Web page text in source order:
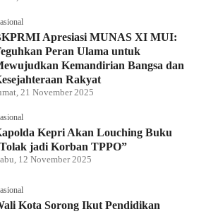
Apresiasi MUNAS XI MUI:
Peran Ulama untuk
Kemandirian Bangsa dan
Rakyat
21 November 2025
Kepri Akan Louching Buku
jadi Korban TPPO”
12 November 2025
Kota Sorong Ikut Pendidikan